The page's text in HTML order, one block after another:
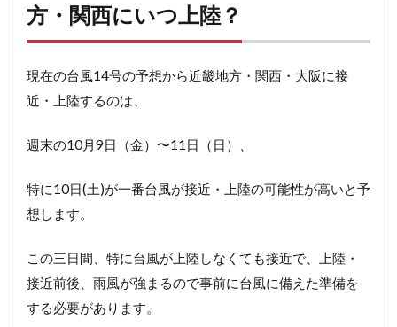
方・関西にいつ上陸？
現在の台風14号の予想から近畿地方・関西・大阪に接
近・上陸するのは、
週末の10月9日（金）〜11日（日）、
特に10日(土)が一番台風が接近・上陸の可能性が高いと予
想します。
この三日間、特に台風が上陸しなくても接近で、上陸・
接近前後、雨風が強まるので事前に台風に備えた準備を
する必要があります。